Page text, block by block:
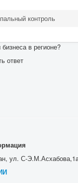
контроль
в регионе?
ответ
ул. С-